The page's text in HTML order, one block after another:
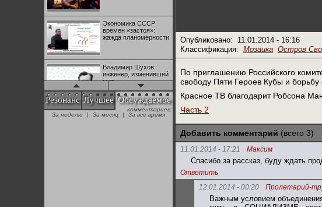
Экономика СССР
времен «застоя»:
жажда планомерности
Владимир Шухов:
инженер, изменивший
мир
"Аркадий Коц" на
эгалите-фесте "Не
Резонанс Лучшее Обсуждаемое
комментариев:
За неделю
| За месяц | За все время
Опубликовано: 11.01.2014 - 16:16
Классификация: Мозаика Остров
По приглашению Российского
свободу Пяти Героев Кубы и
Красное ТВ благодарит Робсона
Часть 2
Добавить комментарий (всего 3)
11.01.2014 - 17:21 Максим
Спасибо за рассказ, буду ждать
Ответить
12.01.2014 - 00:20
Пролетарий-
Важным условием